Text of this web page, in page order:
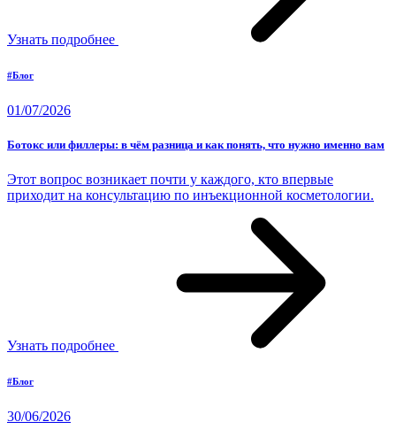
Узнать подробнее
#Блог
01/07/2026
Ботокс или филлеры: в чём разница и как понять, что нужно именно вам
Этот вопрос возникает почти у каждого, кто впервые
приходит на консультацию по инъекционной косметологии.
Узнать подробнее
#Блог
30/06/2026